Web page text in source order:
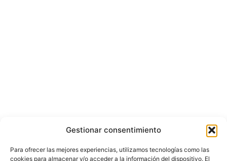
Gestionar consentimiento
Para ofrecer las mejores experiencias, utilizamos tecnologías como las
cookies para almacenar y/o acceder a la información del dispositivo. El